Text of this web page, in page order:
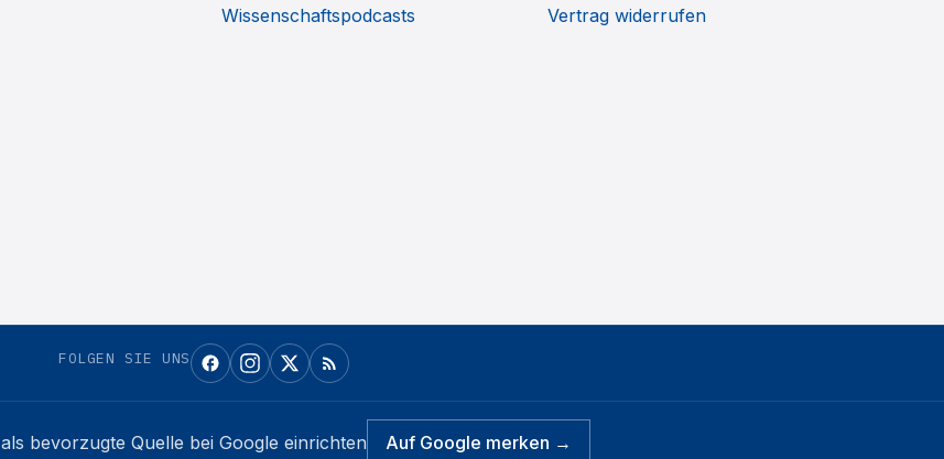
Wissenschaftspodcasts
Vertrag widerrufen
FOLGEN SIE UNS
als bevorzugte Quelle bei Google einrichten Auf Google merken →